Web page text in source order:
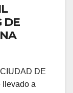
DE
DE
llevado a